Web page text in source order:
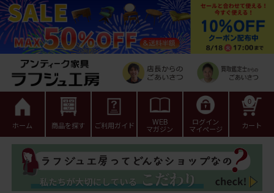
ホーム 商品を探す ご利用ガイド WEB
マガジン
ログイン
マイページ カート
0